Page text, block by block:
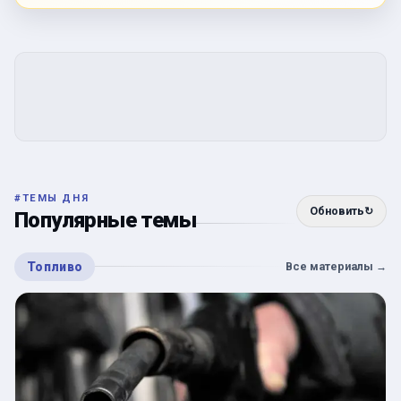
#ТЕМЫ ДНЯ
Популярные темы Обновить↻
Топливо Все материалы →